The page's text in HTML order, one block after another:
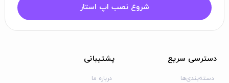
شروع نصب اپ استار
دسترسی سریع
دسته‌بندی‌ها
پشتیبانی
درباره ما